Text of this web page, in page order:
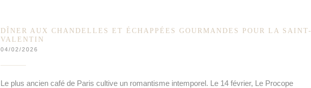
DÎNER AUX CHANDELLES ET ÉCHAPPÉES GOURMANDES POUR LA SAINT-
VALENTIN
04/02/2026
Le plus ancien café de Paris cultive un romantisme intemporel. Le 14 février, Le Procope